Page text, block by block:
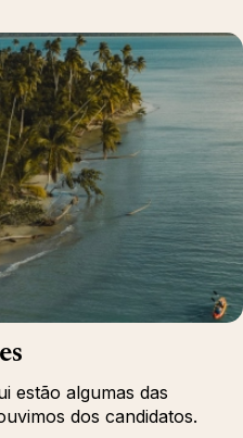
estão algumas das
dos candidatos.